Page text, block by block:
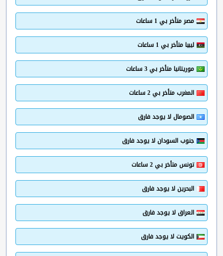
مصر متأخر بي 1 ساعات
ليبيا متأخر بي 1 ساعات
موريتانيا متأخر بي 3 ساعات
المغرب متأخر بي 2 ساعات
الصومال لا يوجد فارق
جنوب السودان لا يوجد فارق
تونس متأخر بي 2 ساعات
البحرين لا يوجد فارق
العراق لا يوجد فارق
الكويت لا يوجد فارق